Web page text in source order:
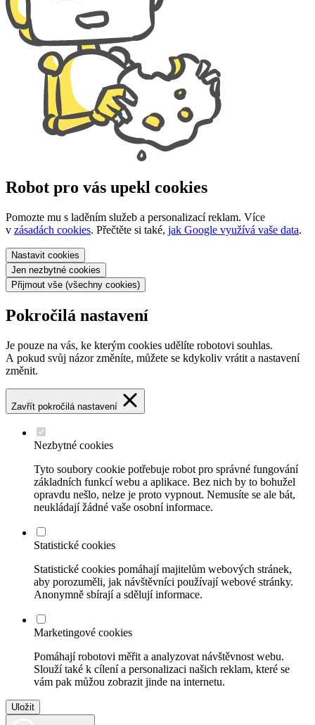
Robot pro vás upekl cookies
Pomozte mu s laděním služeb a personalizací reklam. Více
v zásadách cookies. Přečtěte si také, jak Google využívá vaše data.
Nastavit cookies
Jen nezbytné cookies
Přijmout vše (všechny cookies)
Pokročilá nastavení
Je pouze na vás, ke kterým cookies udělíte robotovi souhlas.
A pokud svůj názor změníte, můžete se kdykoliv vrátit a nastavení
změnit.
Zavřít pokročilá nastavení
Nezbytné cookies
Tyto soubory cookie potřebuje robot pro správné fungování
základních funkcí webu a aplikace. Bez nich by to bohužel
opravdu nešlo, nelze je proto vypnout. Nemusíte se ale bát,
neukládají žádné vaše osobní informace.
Statistické cookies
Statistické cookies pomáhají majitelům webových stránek,
aby porozuměli, jak návštěvníci používají webové stránky.
Anonymně sbírají a sdělují informace.
Marketingové cookies
Pomáhají robotovi měřit a analyzovat návštěvnost webu.
Slouží také k cílení a personalizaci našich reklam, které se
vám pak můžou zobrazit jinde na internetu.
Uložit